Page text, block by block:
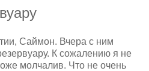
Саймон. Вчера с ним
К сожалению я не
молчалив. Что не очень